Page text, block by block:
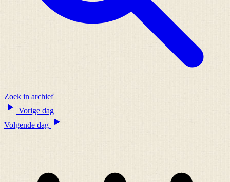
Zoek in archief
Vorige dag
Volgende dag